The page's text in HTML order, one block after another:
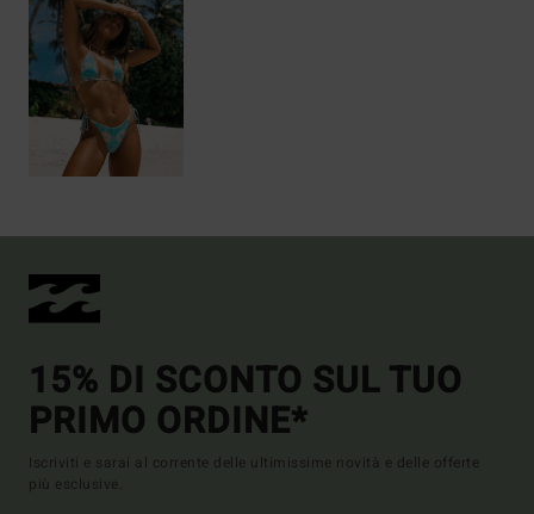
15% DI SCONTO SUL TUO
PRIMO ORDINE*
Iscriviti e sarai al corrente delle ultimissime novità e delle offerte
più esclusive.